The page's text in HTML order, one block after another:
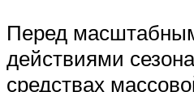
Перед
действиями
средствах